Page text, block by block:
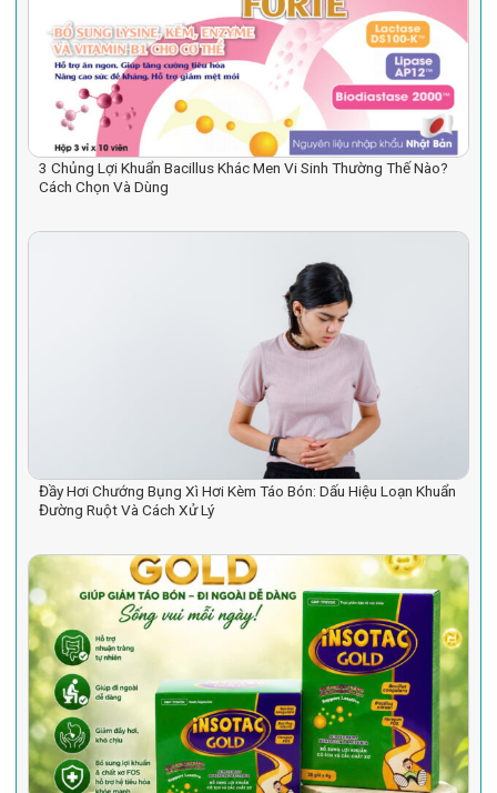
3 Chủng Lợi Khuẩn Bacillus Khác Men Vi Sinh Thường Thế Nào?
Cách Chọn Và Dùng
Đầy Hơi Chướng Bụng Xì Hơi Kèm Táo Bón: Dấu Hiệu Loạn Khuẩn
Đường Ruột Và Cách Xử Lý